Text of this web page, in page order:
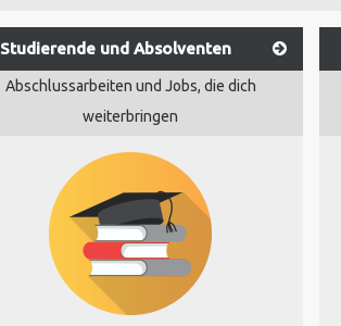
Studierende und Absolventen
Abschlussarbeiten und Jobs, die dich
weiterbringen